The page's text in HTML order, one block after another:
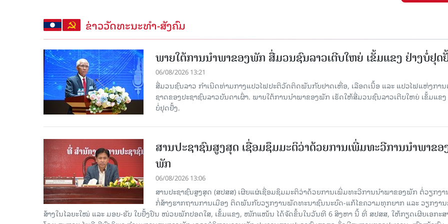
ຂ່າວວັດທະນະທຳ-ສັງຄົມ
ພາຍໃຕ້ການນໍາພາຂອງພັກ ສື່ມວນຊົນລາວເຕີບໃຫຍ່ ເຂັ້ມແຂງ ຢ່າງບໍ່ຢຸດ
06/08/2026 13:21
ສື່ມວນຊົນລາວ ກຳເນີດທ່າມກາງແປວໄຟປະຕິວັດຕິດພັນກັບຢາດເຫື່ອ, ເລືອດເນື້ອ ແລະ ແປວໄຟແຫ່ງກາ
ຊາດຂອງປະຊາຊົນລາວບັນດາເຜົ່າ. ພາຍໃຕ້ການນໍາພາຂອງພັກ ເຮັດໃຫ້ສື່ມວນຊົນລາວເຕີບໃຫຍ່ ເຂັ້ມແຂງ
ບໍ່ຢຸດຢັ້ງ.
ສານປະຊາຊົນສູງສຸດ ເຊື່ອມຊຶມມະຕິວ່າດ້ວຍການເພີ່ມທະວີການນຳພາຂອ
ພັກ
06/08/2026 13:06
ສານປະຊາຊົນສູງສຸດ (ສປສສ) ເຜີຍແຜ່ເຊື່ອມຊຶມມະຕິວ່າດ້ວຍການເພີ່ມທະວີການນຳພາຂອງພັກ ຕໍ່ວຽກງາ
ກໍ່ສ້າງຮາກຖານການເມືອງ ຕິດພັນກັບວຽກງານພັດທະນາຊົນນະບົດ-ແກ້ໄຂຄວາມທຸກຍາກ ແລະ ວຽກງາ
ສ້າງໃນໄລຍະໃໝ່ ແລະ ມອບ-ຮັບ ໃບຢັ້ງຢືນ ໜ່ວຍພັກປອດໃສ, ເຂັ້ມແຂງ, ໜັກແໜ້ນ ໄດ້ຈັດຂຶ້ນໃນວັນທີ 6 ສິງຫາ ນີ້ ທີ່ ສປສສ, ໃຫ້ກຽດເຜີຍເອກະສ